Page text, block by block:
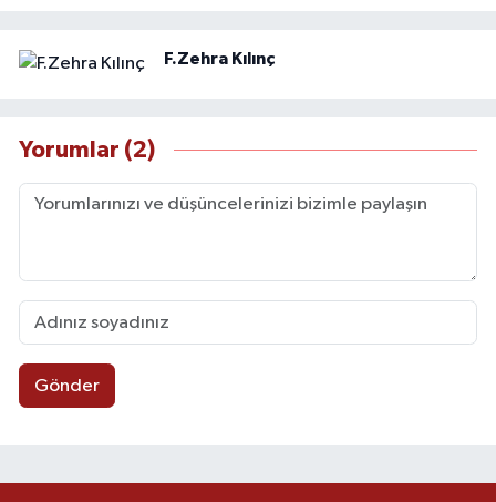
F.Zehra Kılınç
Yorumlar (2)
Gönder